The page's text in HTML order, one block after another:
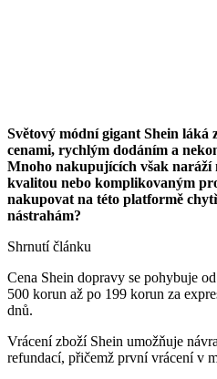
Světový módní gigant Shein
cenami, rychlým dodáním a
Mnoho nakupujících však naráží
kvalitou nebo komplikovaným
nakupovat na této platformě
nástrahám?
Shrnutí článku
Cena Shein dopravy se pohybuje
500 korun až po 199 korun za
dnů.
Vrácení zboží Shein umožňuje
refundací, přičemž první vrácení v